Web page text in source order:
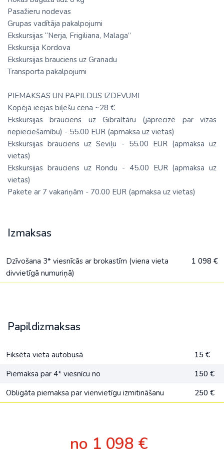
Pasažieru nodevas
Grupas vadītāja pakalpojumi
Ekskursijas “Nerja, Frigiliana, Malaga”
Ekskursija Kordova
Ekskursijas brauciens uz Granadu
Transporta pakalpojumi
PIEMAKSAS UN PAPILDUS IZDEVUMI
Kopējā ieejas biļešu cena ~28 €
Ekskursijas brauciens uz Gibraltāru (jāprecizē par vīzas
nepieciešamību) - 55.00 EUR (apmaksa uz vietas)
Ekskursijas brauciens uz Seviļu - 55.00 EUR (apmaksa uz
vietas)
Ekskursijas brauciens uz Rondu - 45.00 EUR (apmaksa uz
vietas)
Pakete ar 7 vakariņām - 70.00 EUR (apmaksa uz vietas)
Izmaksas
Dzīvošana 3* viesnīcās ar brokastīm (viena vieta
divvietīgā numuriņā)
1 098 €
Papildizmaksas
Fiksēta vieta autobusā
15 €
Piemaksa par 4* viesnīcu no
150 €
Obligāta piemaksa par vienvietīgu izmitināšanu
250 €
no 1 098 €